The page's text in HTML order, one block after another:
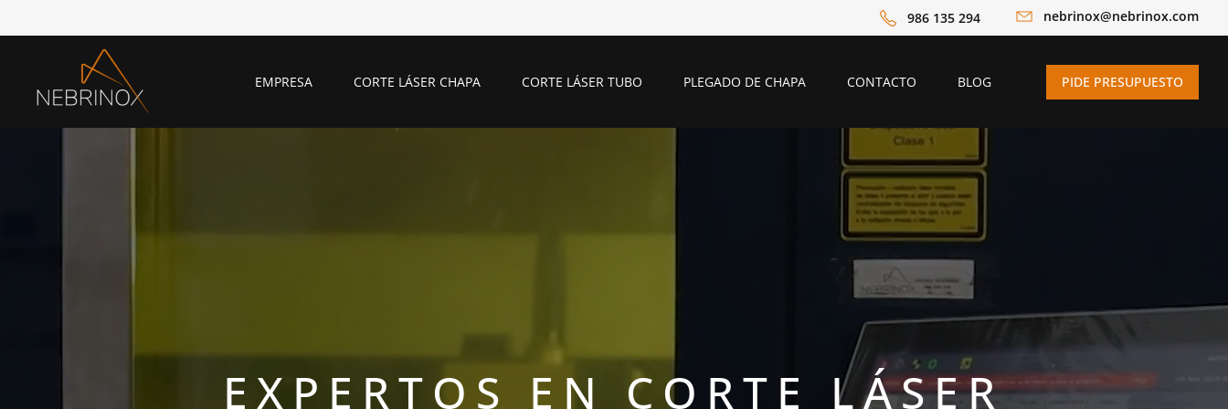
986 135 294 nebrinox@nebrinox.com
EMPRESA CORTE LÁSER CHAPA CORTE LÁSER TUBO PLEGADO DE CHAPA CONTACTO BLOG PIDE PRESUPUESTO
EXPERTOS EN CORTE LÁSER